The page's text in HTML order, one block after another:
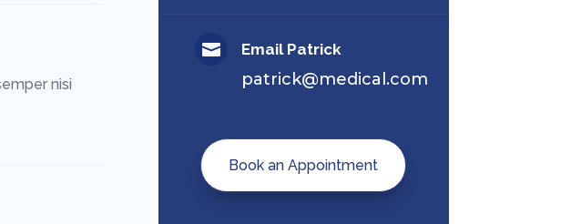
nisi
 Email Patrick
patrick@medical.com
Book an Appointment